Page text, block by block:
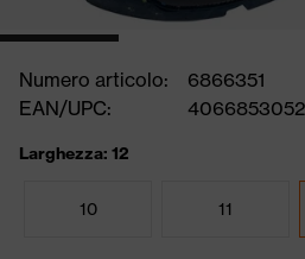
Numero articolo:
6866351
EAN/UPC:
Larghezza: 12
10 11